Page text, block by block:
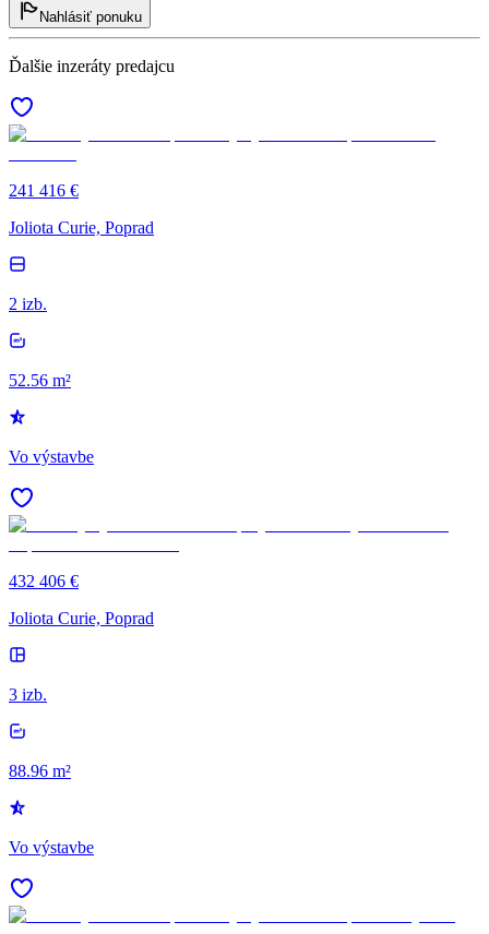
Nahlásiť ponuku
Ďalšie inzeráty predajcu
241 416 €
Joliota Curie, Poprad
2 izb.
52.56 m²
Vo výstavbe
432 406 €
Joliota Curie, Poprad
3 izb.
88.96 m²
Vo výstavbe